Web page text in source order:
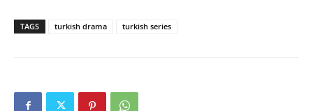
TAGS turkish drama turkish series